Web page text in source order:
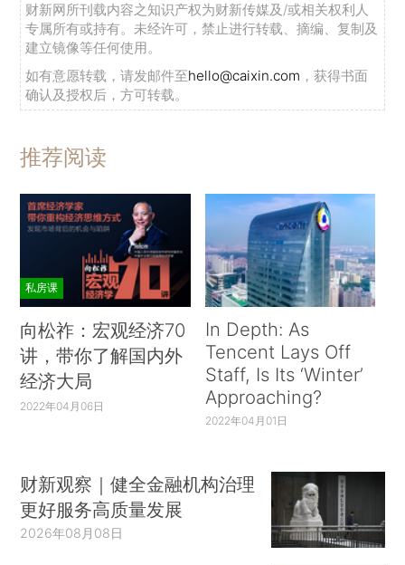
财新网所刊载内容之知识产权为财新传媒及/或相关权利人
专属所有或持有。未经许可，禁止进行转载、摘编、复制及
建立镜像等任何使用。
如有意愿转载，请发邮件至hello@caixin.com ，获得书面
确认及授权后，方可转载。
推荐阅读
私房课
向松祚：宏观经济70
讲，带你了解国内外
经济大局
2022年04月06日
In Depth: As
Tencent Lays Off
Staff, Is Its ‘Winter’
Approaching?
2022年04月01日
财新观察｜健全金融机构治理
更好服务高质量发展
2026年08月08日